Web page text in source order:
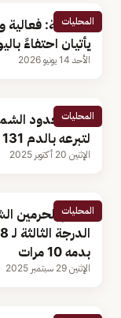
المحليات
مسؤولة: فعالية
يأتيان احتفاءً
الأحد 14 يونيو 2026
المحليات
أمير الحدود
لتبرعه بالدم 131 مرة
الإثنين 20 أكتوبر 2025
المحليات
خادم الحرمين
بدمه 10 مرات
الإثنين 29 سبتمبر 2025